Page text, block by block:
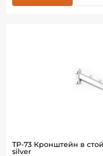
ТР-73 Кронштейн в
silver